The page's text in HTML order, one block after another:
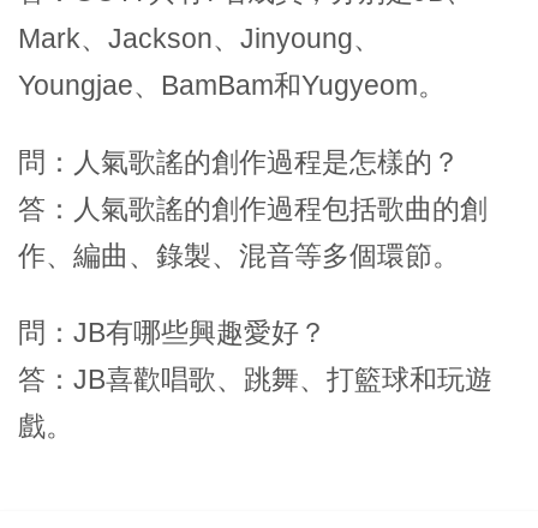
Mark、Jackson、Jinyoung、
Youngjae、BamBam和Yugyeom。
問：人氣歌謠的創作過程是怎樣的？
答：人氣歌謠的創作過程包括歌曲的創
作、編曲、錄製、混音等多個環節。
問：JB有哪些興趣愛好？
答：JB喜歡唱歌、跳舞、打籃球和玩遊
戲。